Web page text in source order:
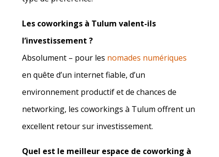
Les coworkings à Tulum valent-ils
l’investissement ?
Absolument – pour les nomades numériques
en quête d’un internet fiable, d’un
environnement productif et de chances de
networking, les coworkings à Tulum offrent un
excellent retour sur investissement.
Quel est le meilleur espace de coworking à